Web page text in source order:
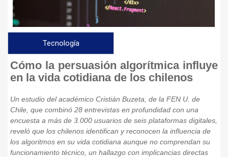
Tecnología
Cómo la persuasión algorítmica influye
en la vida cotidiana de los chilenos
Un estudio del académico Cristián Buzeta, de la FEN U. de
Chile, que combinó 28 entrevistas en profundidad con una
encuesta a más de 3.000 usuarios de seis plataformas digitales,
reveló que los chilenos identifican y reconocen la influencia de
los algoritmos en su vida cotidiana aunque no comprendan su
funcionamiento técnico, un hallazgo con implicancias directas